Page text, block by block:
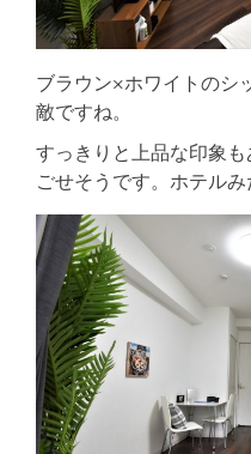
ブラウン×ホワイトのシ
敵ですね。
すっきりと上品な印象
ごせそうです。ホテル